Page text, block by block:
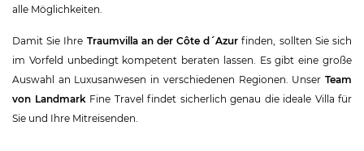
alle Möglichkeiten.
Damit Sie Ihre Traumvilla an der Côte d´Azurfinden, sollten Sie sich
im Vorfeld unbedingt kompetent beraten lassen. Es gibt eine große
Auswahl an Luxusanwesen in verschiedenen Regionen. Unser Team
von LandmarkFine Travel findet sicherlich genau die ideale Villa für
Sie und Ihre Mitreisenden.